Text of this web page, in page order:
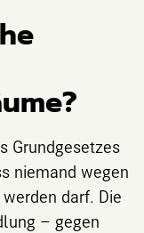
Grundgesetzes
niemand wegen
darf. Die
– gegen